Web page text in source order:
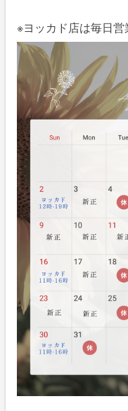
※ヨッカド店は毎日営